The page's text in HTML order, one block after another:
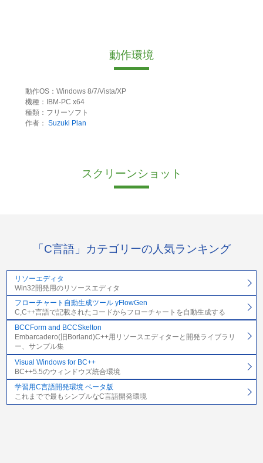
動作環境
動作OS：Windows 8/7/Vista/XP
機種：IBM-PC x64
種類：フリーソフト
作者： Suzuki Plan
スクリーンショット
「C言語」カテゴリーの人気ランキング
リソーエディタ
Win32開発用のリソースエディタ
フローチャート自動生成ツール yFlowGen
C,C++言語で記載されたコードからフローチャートを自動生成する
BCCForm and BCCSkelton
Embarcadero(旧Borland)C++用リソースエディターと開発ライブラリ
ー、サンプル集
Visual Windows for BC++
BC++5.5のウィンドウズ統合環境
学習用C言語開発環境 ベータ版
これまでで最もシンプルなC言語開発環境